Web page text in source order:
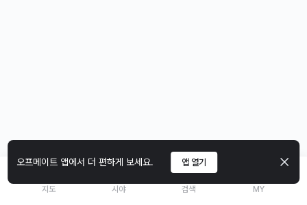
오프메이트 앱에서 더 편하게 보세요. 앱 열기
지도 시야 검색 MY